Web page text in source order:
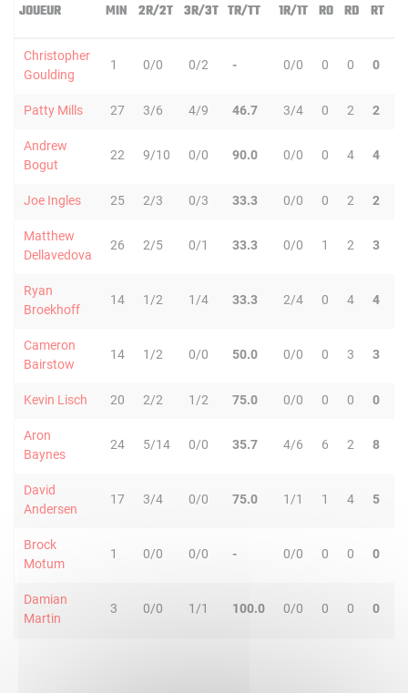
JOUEUR MIN 2R/2T 3R/3T TR/TT 1R/1T RO RD RT
Christopher
Goulding
1 0/0 0/2 - 0/0 0 0 0
Patty Mills 27 3/6 4/9 46.7 3/4 0 2 2
Andrew
Bogut
22 9/10 0/0 90.0 0/0 0 4 4
Joe Ingles 25 2/3 0/3 33.3 0/0 0 2 2
Matthew
Dellavedova
26 2/5 0/1 33.3 0/0 1 2 3
Ryan
Broekhoff
14 1/2 1/4 33.3 2/4 0 4 4
Cameron
Bairstow
14 1/2 0/0 50.0 0/0 0 3 3
Kevin Lisch 20 2/2 1/2 75.0 0/0 0 0 0
Aron
Baynes
24 5/14 0/0 35.7 4/6 6 2 8
David
Andersen
17 3/4 0/0 75.0 1/1 1 4 5
Brock
Motum
1 0/0 0/0 - 0/0 0 0 0
Damian
Martin
3 0/0 1/1 100.0 0/0 0 0 0